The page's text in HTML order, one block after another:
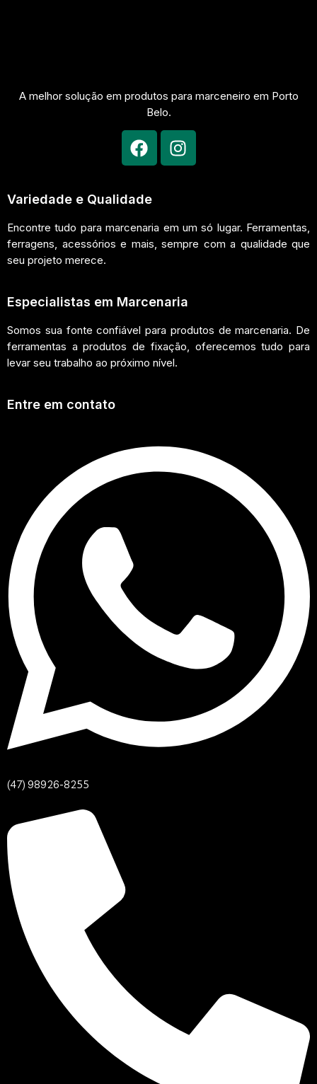
A melhor solução em produtos para marceneiro em Porto
Belo.
Variedade e Qualidade
Encontre tudo para marcenaria em um só lugar. Ferramentas,
ferragens, acessórios e mais, sempre com a qualidade que
seu projeto merece.
Especialistas em Marcenaria
Somos sua fonte confiável para produtos de marcenaria. De
ferramentas a produtos de fixação, oferecemos tudo para
levar seu trabalho ao próximo nível.
Entre em contato
(47) 98926-8255